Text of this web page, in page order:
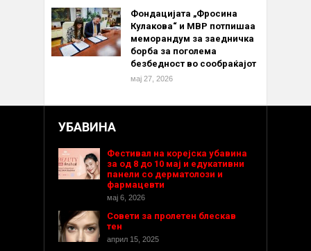
Фондацијата „Фросина
Кулакова“ и МВР потпишаа
меморандум за заедничка
борба за поголема
безбедност во сообраќајот
мај 27, 2026
УБАВИНА
Фестивал на корејска убавина
за од 8 до 10 мај и едукативни
панели со дерматолози и
фармацевти
мај 6, 2026
Совети за пролетен блескав
тен
април 15, 2025